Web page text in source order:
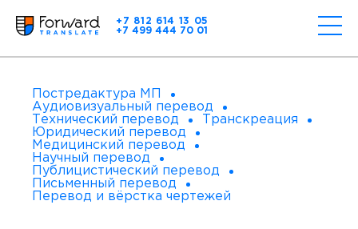
+7 812 614 13 05
+7 499 444 70 01
Постредактура МП
Аудиовизуальный перевод
Технический перевод
Транскреация
Юридический перевод
Медицинский перевод
Научный перевод
Публицистический перевод
Письменный перевод
Перевод и вёрстка чертежей